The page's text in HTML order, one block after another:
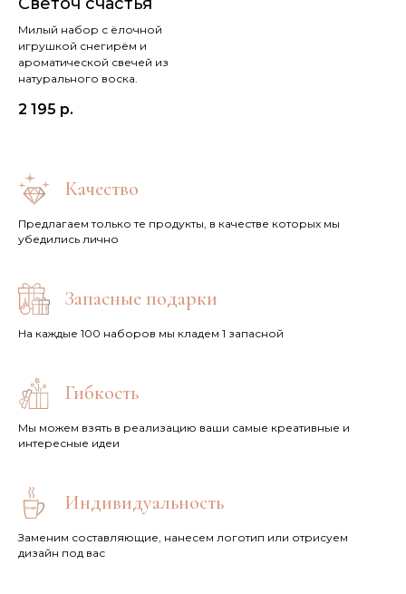
Светоч счастья
Милый набор с ёлочной
игрушкой снегирём и
ароматической свечей из
натурального воска.
2 195 р.
Качество
Предлагаем только те продукты, в качестве которых мы
убедились лично
Запасные подарки
На каждые 100 наборов мы кладем 1 запасной
Гибкость
Мы можем взять в реализацию ваши самые креативные и
интересные идеи
Индивидуальность
Заменим составляющие, нанесем логотип или отрисуем
дизайн под вас